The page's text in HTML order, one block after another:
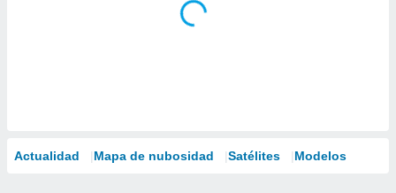
Actualidad Mapa de nubosidad Satélites Modelos